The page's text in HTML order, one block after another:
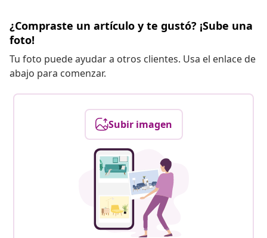
¿Compraste un artículo y te gustó? ¡Sube una
foto!
Tu foto puede ayudar a otros clientes. Usa el enlace de
abajo para comenzar.
Subir imagen